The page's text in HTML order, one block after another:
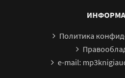
Политика
e-mail: